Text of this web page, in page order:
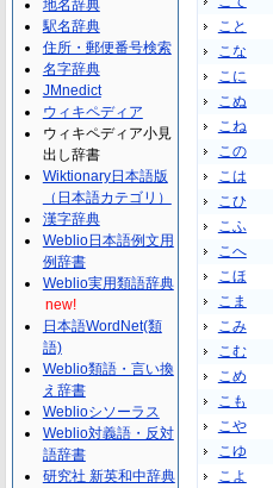
こと
こな
こに
こぬ
こね
この
こは
こひ
こふ
こへ
こほ
こま
こみ
こむ
こめ
こも
こや
こゆ
こよ
地名辞典
駅名辞典
住所・郵便番号検索
名字辞典
JMnedict
ウィキペディア
ウィキペディア小見
出し辞書
Wiktionary日本語版
（日本語カテゴリ）
漢字辞典
Weblio日本語例文用
例辞書
Weblio実用類語辞典
new!
日本語WordNet(類
語)
Weblio類語・言い換
え辞書
Weblioシソーラス
Weblio対義語・反対
語辞書
研究社 新英和中辞典